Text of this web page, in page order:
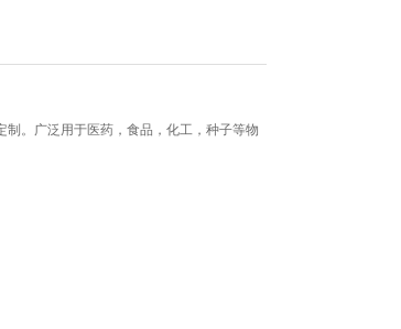
。广泛用于医药，食品，化工，种子等物